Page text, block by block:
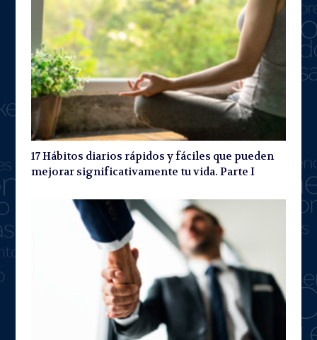
17 Hábitos diarios rápidos y fáciles que pueden
mejorar significativamente tu vida. Parte I